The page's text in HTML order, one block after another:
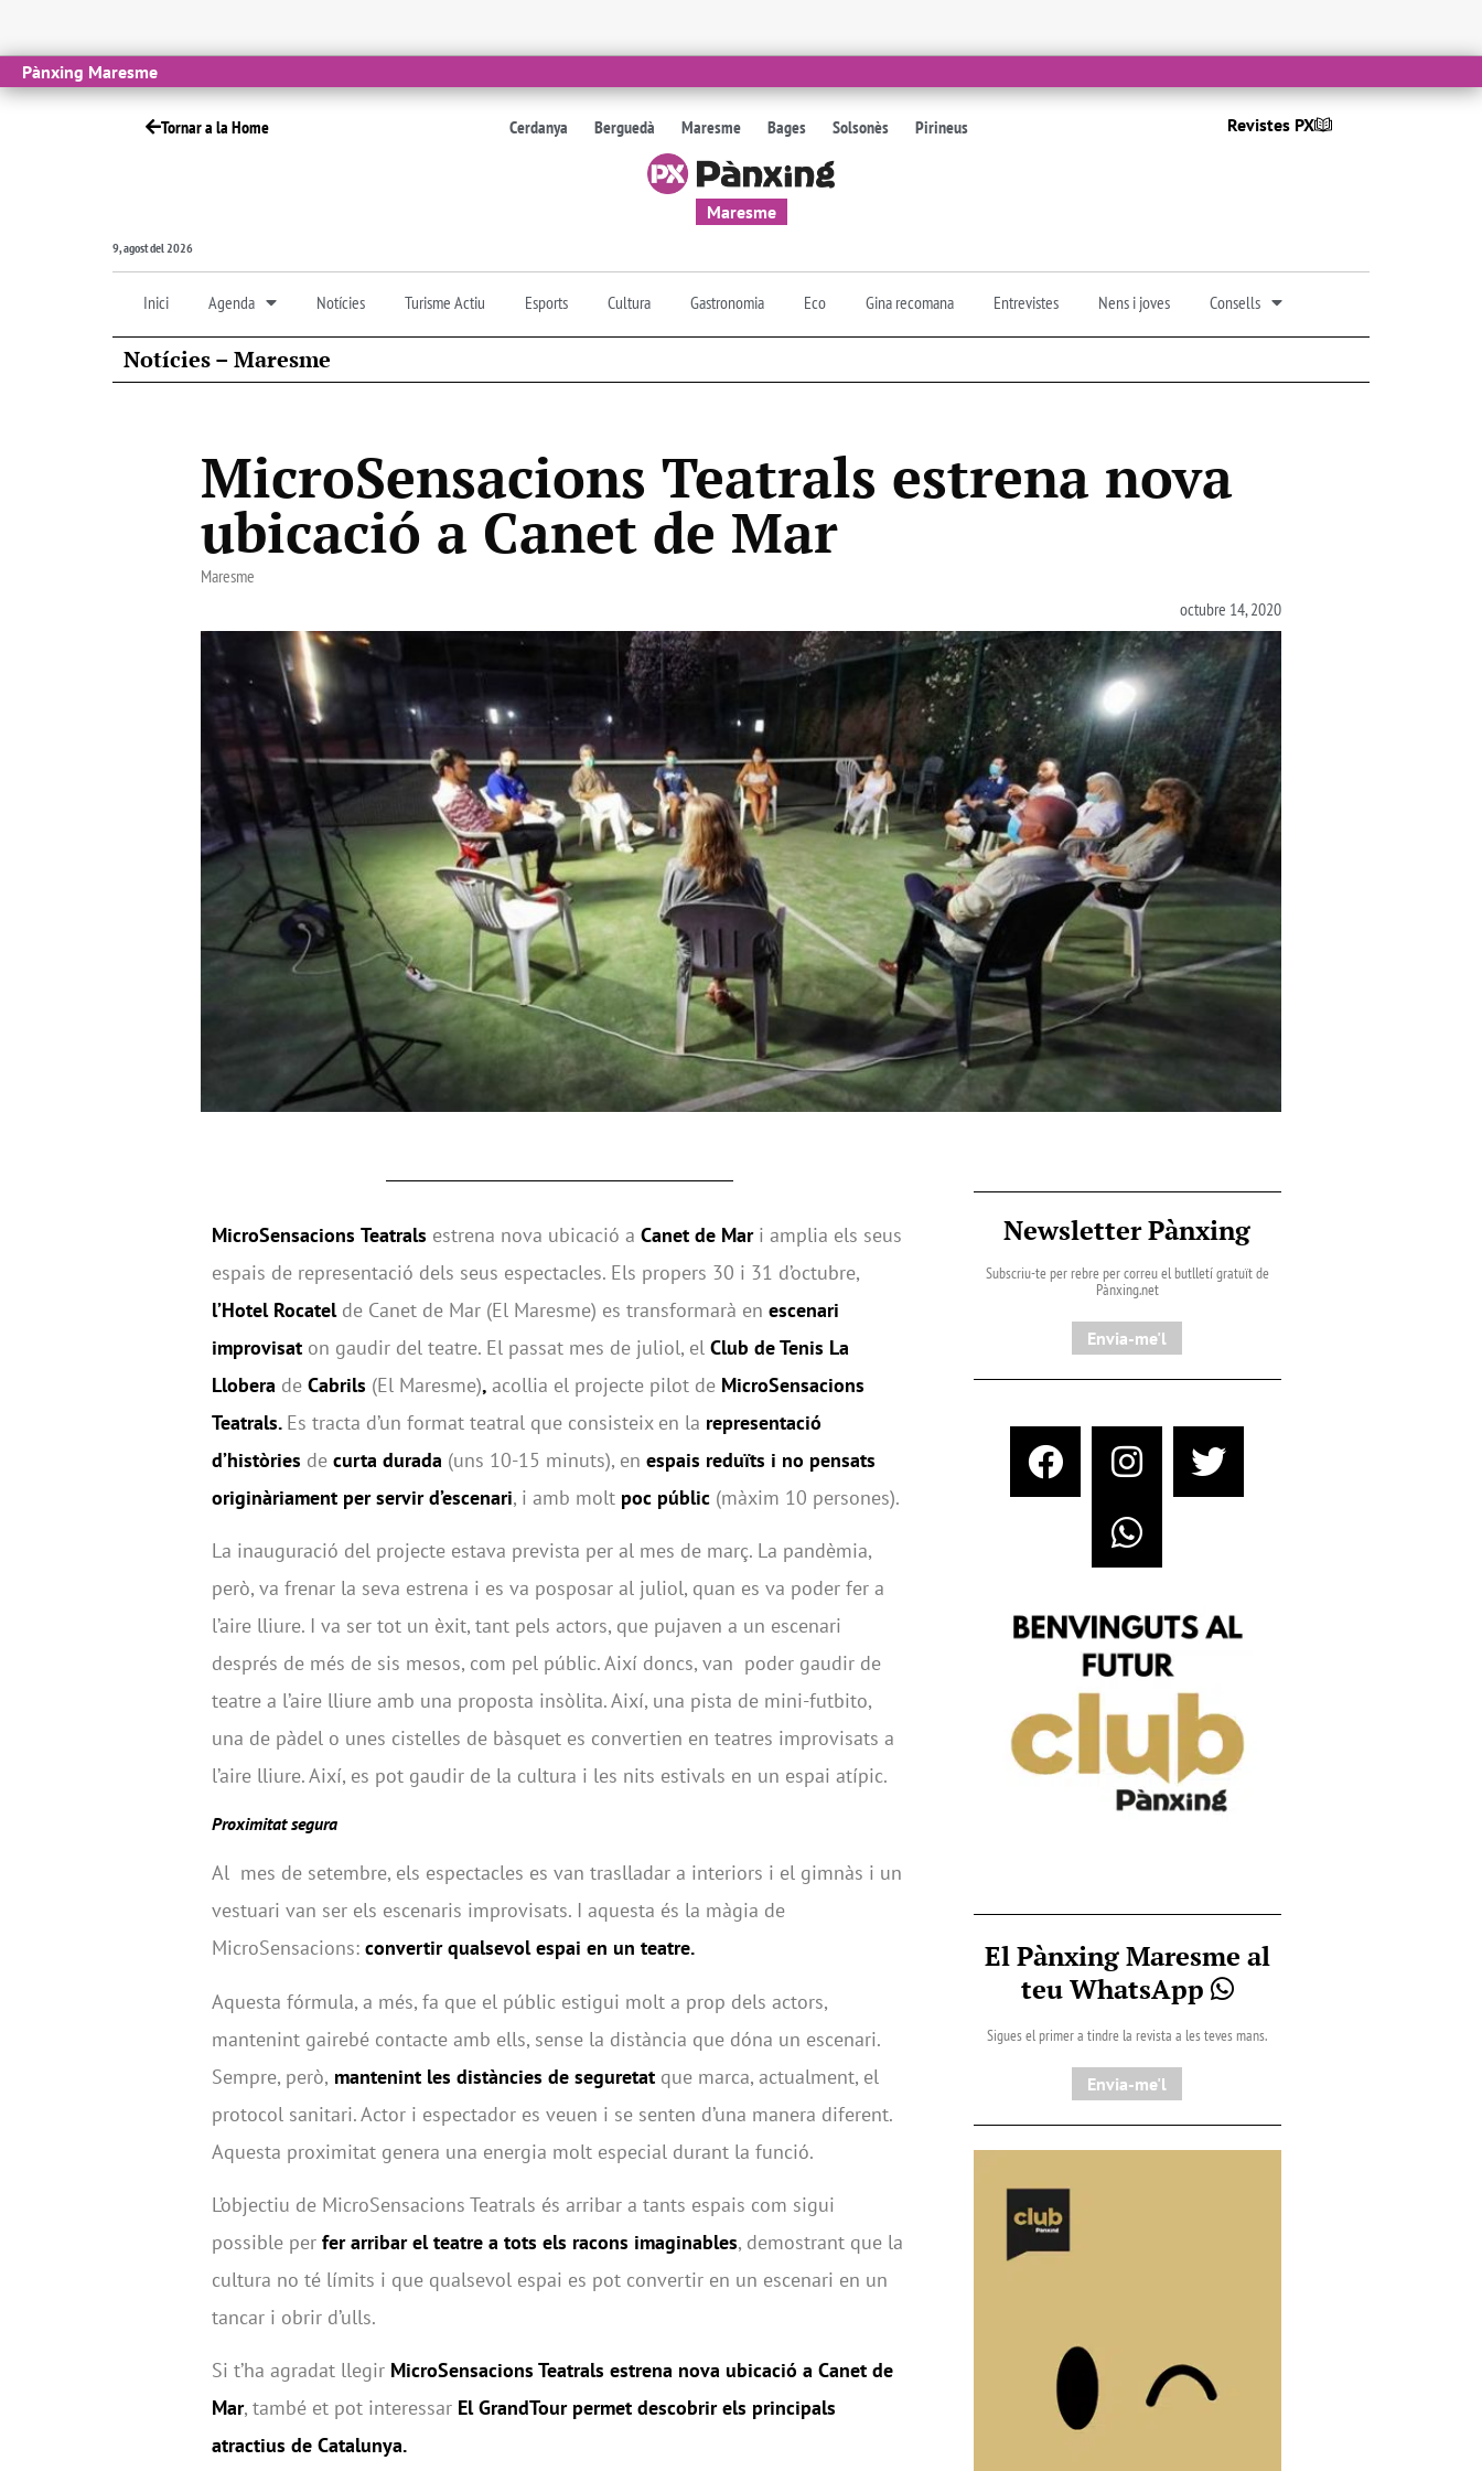
Pànxing Maresme
Tornar a la Home Cerdanya Berguedà Maresme Bages Solsonès Pirineus Revistes PX
Maresme
9, agost del 2026
Inici Agenda Notícies Turisme Actiu Esports Cultura Gastronomia Eco Gina recomana Entrevistes Nens i joves Consells
Notícies – Maresme
MicroSensacions Teatrals estrena nova
ubicació a Canet de Mar
Maresme
octubre 14, 2020
MicroSensacions Teatrals estrena nova ubicació a Canet de Mari amplia els seus
espais de representació dels seus espectacles. Els propers 30 i 31 d’octubre,
l’Hotel Rocatel de Canet de Mar (El Maresme) es transformarà en escenari
improvisat on gaudir del teatre. El passat mes de juliol, el Club de Tenis La
Llobera de Cabrils (El Maresme), acollia el projecte pilot de MicroSensacions
Teatrals. Es tracta d’un format teatral que consisteix en la representació
d’històries de curta durada (uns 10-15 minuts), en espais reduïts i no pensats
originàriament per servir d’escenari, i amb molt poc públic (màxim 10 persones).
La inauguració del projecte estava prevista per al mes de març. La pandèmia,
però, va frenar la seva estrena i es va posposar al juliol, quan es va poder fer a
l’aire lliure. I va ser tot un èxit, tant pels actors, que pujaven a un escenari
després de més de sis mesos, com pel públic. Així doncs, van poder gaudir de
teatre a l’aire lliure amb una proposta insòlita. Així, una pista de mini-futbito,
una de pàdel o unes cistelles de bàsquet es convertien en teatres improvisats a
l’aire lliure. Així, es pot gaudir de la cultura i les nits estivals en un espai atípic.
Proximitat segura
Al mes de setembre, els espectacles es van traslladar a interiors i el gimnàs i un
vestuari van ser els escenaris improvisats. I aquesta és la màgia de
MicroSensacions: convertir qualsevol espai en un teatre.
Aquesta fórmula, a més, fa que el públic estigui molt a prop dels actors,
mantenint gairebé contacte amb ells, sense la distància que dóna un escenari.
Sempre, però, mantenint les distàncies de seguretat que marca, actualment, el
protocol sanitari. Actor i espectador es veuen i se senten d’una manera diferent.
Aquesta proximitat genera una energia molt especial durant la funció.
L’objectiu de MicroSensacions Teatrals és arribar a tants espais com sigui
possible per fer arribar el teatre a tots els racons imaginables, demostrant que la
cultura no té límits i que qualsevol espai es pot convertir en un escenari en un
tancar i obrir d’ulls.
Si t’ha agradat llegir MicroSensacions Teatrals estrena nova ubicació a Canet de
Mar, també et pot interessar El GrandTour permet descobrir els principals
atractius de Catalunya.
Newsletter Pànxing
Subscriu-te per rebre per correu el butlletí gratuït de
Pànxing.net​
Envia-me'l
El Pànxing Maresme al
teu WhatsApp
Sigues el primer a tindre la revista a les teves mans.
Envia-me'l